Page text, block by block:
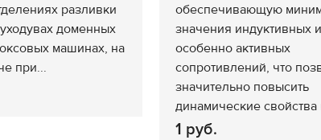
разливки
доменных
машинах, на
при...
обеспечивающую
значения индуктивных и
особенно активных
сопротивлений, что
значительно повысить
динамические свойства
1 руб.